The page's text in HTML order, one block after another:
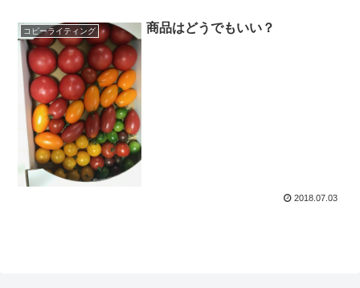
コピーライティング 商品はどうでもいい？
2018.07.03